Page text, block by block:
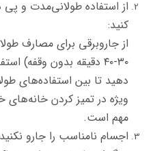
از استفاده طولانی‌مدت و پی
کنید:
از جاروبرقی برای مصارف
۳۰-۴۰ دقیقه بدون وقفه)
دهید تا بین استفاده‌های
ویژه در تمیز کردن
مهم است.
اجسام نامناسب را جارو